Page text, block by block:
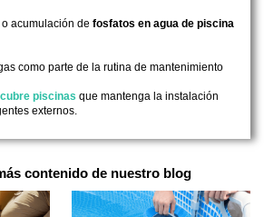
acumulación de fosfatos en agua de piscina
como parte de la rutina de mantenimiento
cubre piscinas que mantenga la instalación
externos.
contenido de nuestro blog